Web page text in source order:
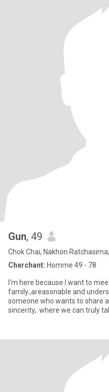
Gun, 49
Chok Chai, Nakhon
Cherchant: Homme 49 - 78
I'm here because l want to
family.,areasonable and
someone who wants to share
sincerity,. where we can truly